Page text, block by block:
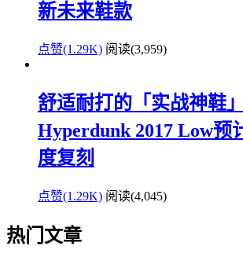
新未来鞋款
点赞(1.29K) 阅读(3,959)
舒适耐打的「实战神鞋
Hyperdunk 2017 Low预
度复刻
点赞(1.29K) 阅读(4,045)
热门文章